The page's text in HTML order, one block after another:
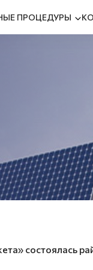
ПРОЦЕДУРЫ
состоялась